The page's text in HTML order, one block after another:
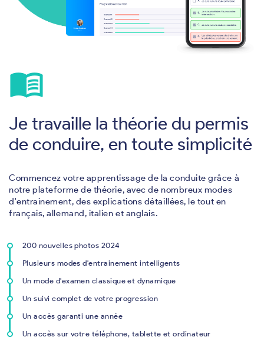
menu_book
Je travaille la théorie du permis
de conduire, en toute simplicité
Commencez votre apprentissage de la conduite grâce à
notre plateforme de théorie, avec de nombreux modes
d'entrainement, des explications détaillées, le tout en
français, allemand, italien et anglais.
200 nouvelles photos 2024
Plusieurs modes d'entrainement intelligents
Un mode d'examen classique et dynamique
Un suivi complet de votre progression
Un accès garanti une année
Un accès sur votre téléphone, tablette et ordinateur